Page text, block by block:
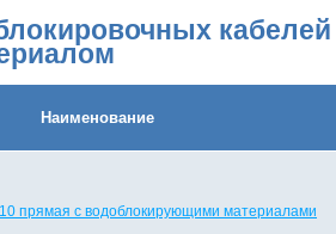
кабелей
Наименование
прямая с водоблокирующими материалами